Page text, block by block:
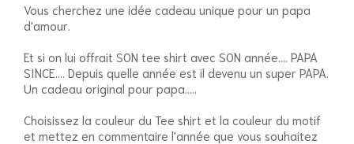
Vous cherchez une idée cadeau unique pour un papa
d'amour.
Et si on lui offrait SON tee shirt avec SON année.... PAPA
SINCE.... Depuis quelle année est il devenu un super PAPA.
Un cadeau original pour papa.....
Choisissez la couleur du Tee shirt et la couleur du motif
et mettez en commentaire l'année que vous souhaitez